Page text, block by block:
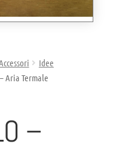
Idee
Aria Termale
–